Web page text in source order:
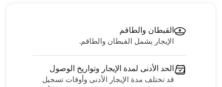
القبطان والطاقم
الإيجار يشمل القبطان والطاقم.
الحد الأدنى لمدة الإيجار وتواريخ الوصول
قد تختلف مدة الإيجار الأدنى وأوقات تسجيل